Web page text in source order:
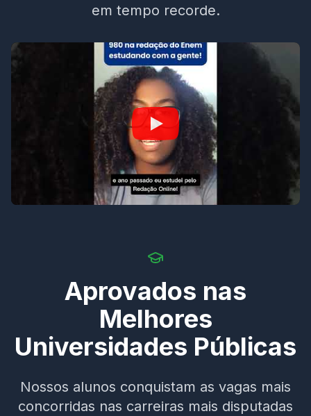
em tempo recorde.
Aprovados nas
Melhores
Universidades Públicas
Nossos alunos conquistam as vagas mais
concorridas nas carreiras mais disputadas